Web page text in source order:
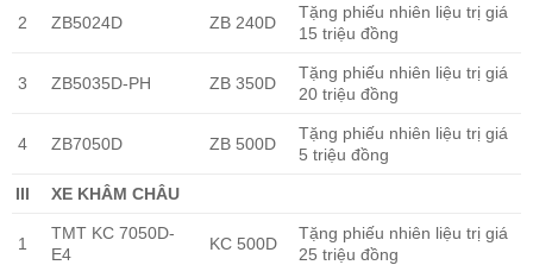
2 ZB5024D ZB 240D
Tặng phiếu nhiên liệu trị giá
15 triệu đồng
3 ZB5035D-PH ZB 350D
Tặng phiếu nhiên liệu trị giá
20 triệu đồng
4 ZB7050D ZB 500D
Tặng phiếu nhiên liệu trị giá
5 triệu đồng
III XE KHÂM CHÂU
1
TMT KC 7050D-
E4
KC 500D
Tặng phiếu nhiên liệu trị giá
25 triệu đồng